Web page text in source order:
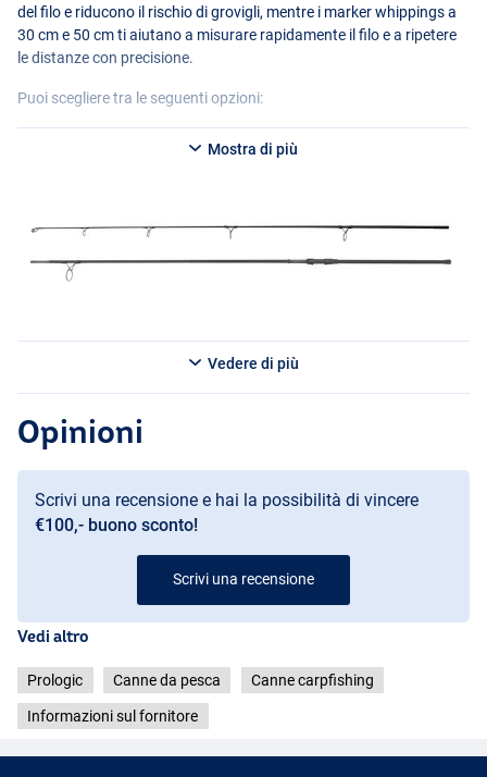
del filo e riducono il rischio di grovigli, mentre i marker whippings a
30 cm e 50 cm ti aiutano a misurare rapidamente il filo e a ripetere
le distanze con precisione.
Puoi scegliere tra le seguenti opzioni:
Prologic Combat-X Classic Shrink 12ft (3lb)
- Peso: 337g
- Test curve: 3.5lb
- Lunghezza di trasporto: 182cm
Prologic Combat-X Classic Shrink 12ft (3.75lb)
- Lunghezza: 12ft (365cm)
- Test curve: 3.75lb
- Lunghezza di trasporto: 182cm
- Peso: 373g
- Anello iniziale: 50mm
Mostra di più
Vedere di più
Opinioni
Scrivi una recensione e hai la possibilità di vincere
€100,- buono sconto!
Scrivi una recensione
Vedi altro
Prologic Canne da pesca Canne carpfishing
Informazioni sul fornitore